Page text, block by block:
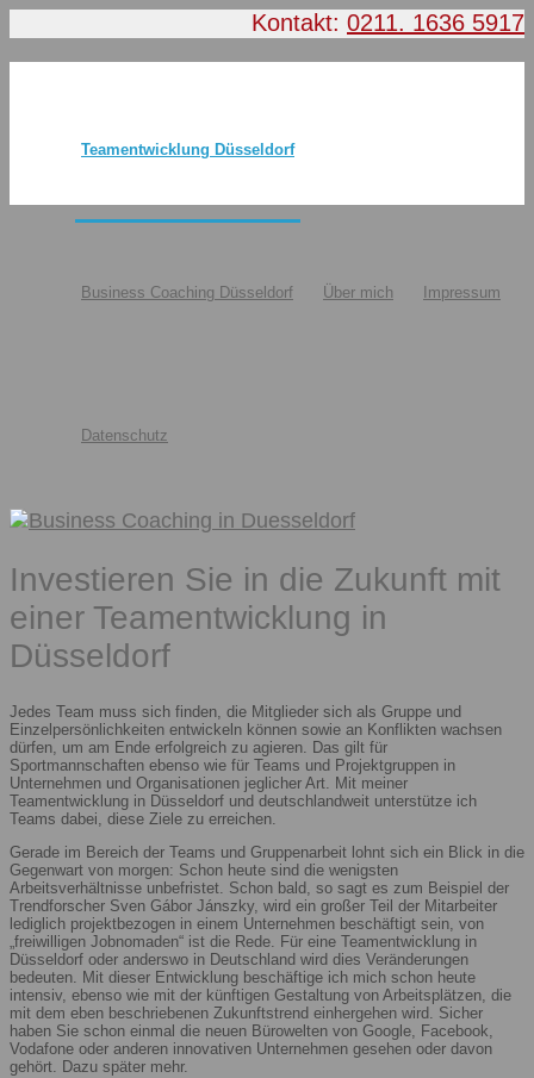
Kontakt: 0211. 1636 5917
Teamentwicklung Düsseldorf
Business Coaching Düsseldorf Über mich Impressum
Datenschutz
Investieren Sie in die Zukunft mit
einer Teamentwicklung in
Düsseldorf
Jedes Team muss sich finden, die Mitglieder sich als Gruppe und
Einzelpersönlichkeiten entwickeln können sowie an Konflikten wachsen
dürfen, um am Ende erfolgreich zu agieren. Das gilt für
Sportmannschaften ebenso wie für Teams und Projektgruppen in
Unternehmen und Organisationen jeglicher Art. Mit meiner
Teamentwicklung in Düsseldorf und deutschlandweit unterstütze ich
Teams dabei, diese Ziele zu erreichen.
Gerade im Bereich der Teams und Gruppenarbeit lohnt sich ein Blick in die
Gegenwart von morgen: Schon heute sind die wenigsten
Arbeitsverhältnisse unbefristet. Schon bald, so sagt es zum Beispiel der
Trendforscher Sven Gábor Jánszky, wird ein großer Teil der Mitarbeiter
lediglich projektbezogen in einem Unternehmen beschäftigt sein, von
„freiwilligen Jobnomaden“ ist die Rede. Für eine Teamentwicklung in
Düsseldorf oder anderswo in Deutschland wird dies Veränderungen
bedeuten. Mit dieser Entwicklung beschäftige ich mich schon heute
intensiv, ebenso wie mit der künftigen Gestaltung von Arbeitsplätzen, die
mit dem eben beschriebenen Zukunftstrend einhergehen wird. Sicher
haben Sie schon einmal die neuen Bürowelten von Google, Facebook,
Vodafone oder anderen innovativen Unternehmen gesehen oder davon
gehört. Dazu später mehr.